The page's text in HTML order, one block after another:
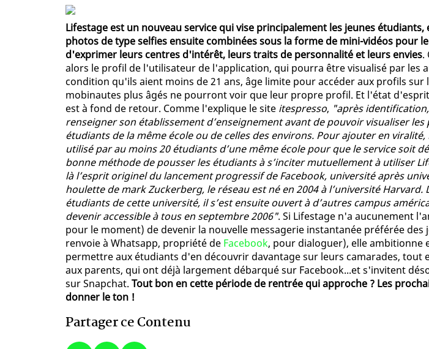
Lifestage est un nouveau service qui vise principalement les jeunes étudiants,
photos de type selfies ensuite combinées sous la forme de mini-vidéos pour
d'exprimer leurs centres d'intérêt, leurs traits de personnalité et leurs envies.
alors le profil de l'utilisateur de l'application, qui pourra être visualisé par les
condition qu'ils aient moins de 21 ans, âge limite pour accéder aux profils sur
mobinautes plus âgés ne pourront voir que leur propre profil. Et l'état
est à fond de retour. Comme l'explique le site itespresso, "après
renseigner son établissement d’enseignement avant de pouvoir visualiser
étudiants de la même école ou de celles des environs. Pour ajouter en
utilisé par au moins 20 étudiants d’une même école pour que le service soit
bonne méthode de pousser les étudiants à s’inciter mutuellement à utiliser
là l’esprit originel du lancement progressif de Facebook, université après
houlette de mark Zuckerberg, le réseau est né en 2004 à l’université Harvard.
étudiants de cette université, il s’est ensuite ouvert à d’autres campus
devenir accessible à tous en septembre 2006". Si Lifestage n'a aucunement
pour le moment) de devenir la nouvelle messagerie instantanée préférée des
renvoie à Whatsapp, propriété de Facebook, pour dialoguer), elle ambitionne
permettre aux étudiants d'en découvrir davantage sur leurs camarades, tout
aux parents, qui ont déjà largement débarqué sur Facebook...et s'invitent
sur Snapchat. Tout bon en cette période de rentrée qui approche ? Les
donner le ton !
Partager ce Contenu